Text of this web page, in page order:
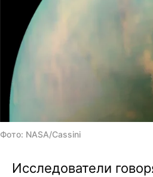
Фото: NASA/Cassini
Исследователи